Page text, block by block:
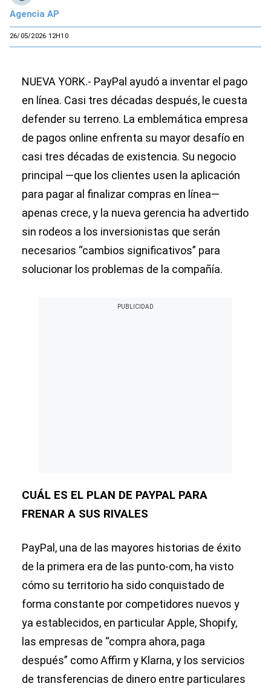
Agencia AP
26/05/2026 12H10
NUEVA YORK.- PayPal ayudó a inventar el pago
en línea. Casi tres décadas después, le cuesta
defender su terreno. La emblemática empresa
de pagos online enfrenta su mayor desafío en
casi tres décadas de existencia. Su negocio
principal —que los clientes usen la aplicación
para pagar al finalizar compras en línea—
apenas crece, y la nueva gerencia ha advertido
sin rodeos a los inversionistas que serán
necesarios “cambios significativos” para
solucionar los problemas de la compañía.
CUÁL ES EL PLAN DE PAYPAL PARA
FRENAR A SUS RIVALES
PayPal, una de las mayores historias de éxito
de la primera era de las punto-com, ha visto
cómo su territorio ha sido conquistado de
forma constante por competidores nuevos y
ya establecidos, en particular Apple, Shopify,
las empresas de “compra ahora, paga
después” como Affirm y Klarna, y los servicios
de transferencias de dinero entre particulares